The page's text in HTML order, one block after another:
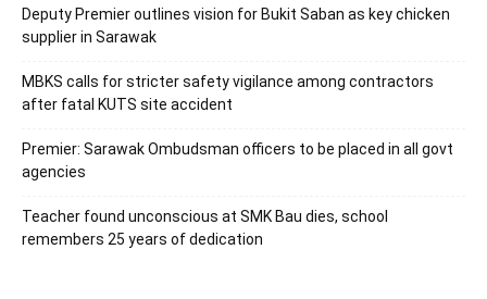
Deputy Premier outlines vision for Bukit Saban as key chicken
supplier in Sarawak
MBKS calls for stricter safety vigilance among contractors
after fatal KUTS site accident
Premier: Sarawak Ombudsman officers to be placed in all govt
agencies
Teacher found unconscious at SMK Bau dies, school
remembers 25 years of dedication